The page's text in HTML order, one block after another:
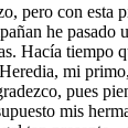
pero con esta
he pasado
Hacía tiempo
mi
pues
mis